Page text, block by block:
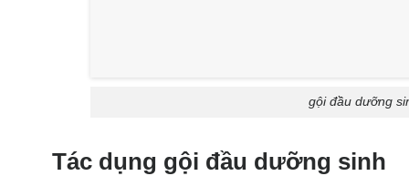
gội đầu dưỡng
Tác dụng gội đầu dưỡng sinh